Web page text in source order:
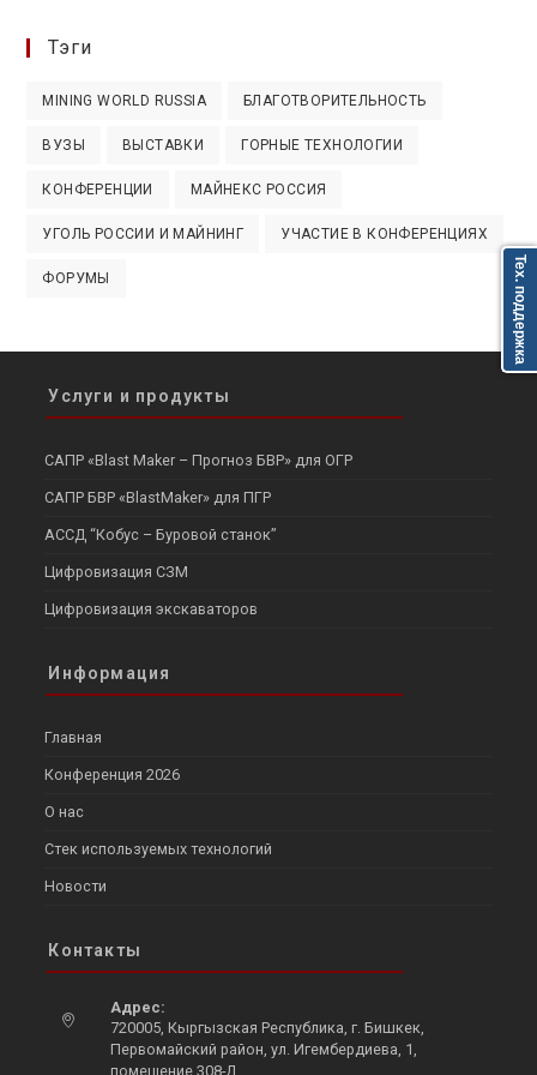
Тэги
MINING WORLD RUSSIA БЛАГОТВОРИТЕЛЬНОСТЬ
ВУЗЫ ВЫСТАВКИ ГОРНЫЕ ТЕХНОЛОГИИ
КОНФЕРЕНЦИИ МАЙНЕКС РОССИЯ
УГОЛЬ РОССИИ И МАЙНИНГ УЧАСТИЕ В КОНФЕРЕНЦИЯХ
ФОРУМЫ
Услуги и продукты
САПР «Blast Maker – Прогноз БВР» для ОГР
САПР БВР «BlastMaker» для ПГР
АССД “Кобус – Буровой станок”
Цифровизация СЗМ
Цифровизация экскаваторов
Информация
Главная
Конференция 2026
О нас
Стек используемых технологий
Новости
Контакты
Адрес:
720005, Кыргызская Республика, г. Бишкек,
Первомайский район, ул. Игембердиева, 1,
помещение 308-Д
Тех. поддержка